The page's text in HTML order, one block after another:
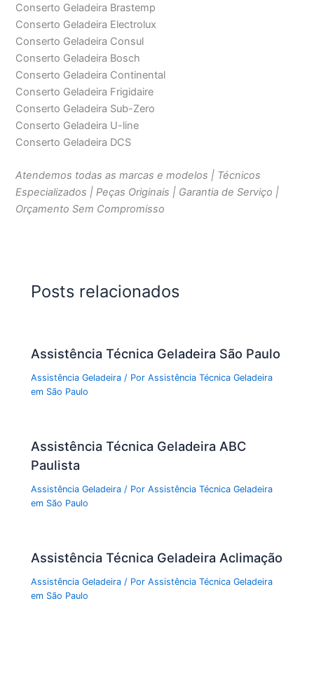
Conserto Geladeira Brastemp
Conserto Geladeira Electrolux
Conserto Geladeira Consul
Conserto Geladeira Bosch
Conserto Geladeira Continental
Conserto Geladeira Frigidaire
Conserto Geladeira Sub-Zero
Conserto Geladeira U-line
Conserto Geladeira DCS
Atendemos todas as marcas e modelos | Técnicos
Especializados | Peças Originais | Garantia de Serviço |
Orçamento Sem Compromisso
Posts relacionados
Assistência Técnica Geladeira São Paulo
Assistência Geladeira / PorAssistência Técnica Geladeira
em São Paulo
Assistência Técnica Geladeira ABC
Paulista
Assistência Geladeira / PorAssistência Técnica Geladeira
em São Paulo
Assistência Técnica Geladeira Aclimação
Assistência Geladeira / PorAssistência Técnica Geladeira
em São Paulo